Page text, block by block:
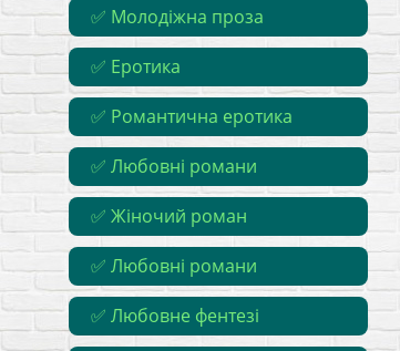
✅ Молодіжна проза
✅ Еротика
✅ Романтична еротика
✅ Любовні романи
✅ Жіночий роман
✅ Любовні романи
✅ Любовне фентезі